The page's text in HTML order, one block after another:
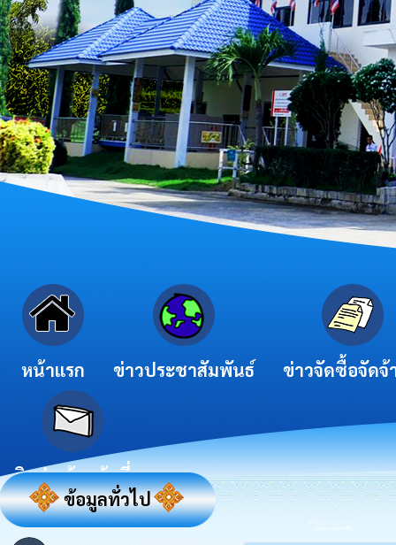
หน้าแรก ข่าวประชาสัมพันธ์ ข่าวจัดซื้อจัดจ้
ติดต่อเจ้าหน้าที่
ข้อมูลทั่วไป